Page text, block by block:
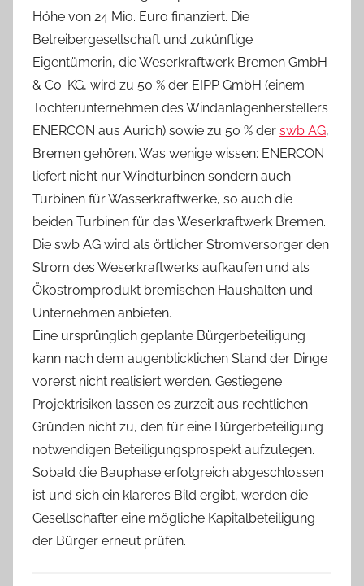
Höhe von 24 Mio. Euro finanziert. Die
Betreibergesellschaft und zukünftige
Eigentümerin, die Weserkraftwerk Bremen GmbH
& Co. KG, wird zu 50 % der EIPP GmbH (einem
Tochterunternehmen des Windanlagenherstellers
ENERCON aus Aurich) sowie zu 50 % der swb AG,
Bremen gehören. Was wenige wissen: ENERCON
liefert nicht nur Windturbinen sondern auch
Turbinen für Wasserkraftwerke, so auch die
beiden Turbinen für das Weserkraftwerk Bremen.
Die swb AG wird als örtlicher Stromversorger den
Strom des Weserkraftwerks aufkaufen und als
Ökostromprodukt bremischen Haushalten und
Unternehmen anbieten.
Eine ursprünglich geplante Bürgerbeteiligung
kann nach dem augenblicklichen Stand der Dinge
vorerst nicht realisiert werden. Gestiegene
Projektrisiken lassen es zurzeit aus rechtlichen
Gründen nicht zu, den für eine Bürgerbeteiligung
notwendigen Beteiligungsprospekt aufzulegen.
Sobald die Bauphase erfolgreich abgeschlossen
ist und sich ein klareres Bild ergibt, werden die
Gesellschafter eine mögliche Kapitalbeteiligung
der Bürger erneut prüfen.